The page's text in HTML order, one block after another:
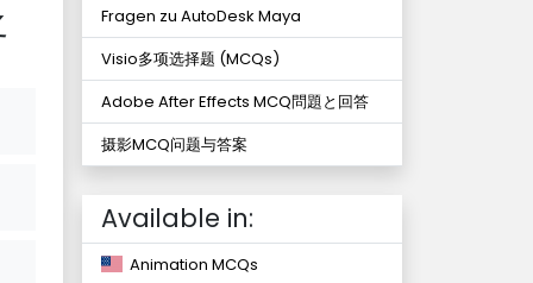
Fragen zu AutoDesk Maya
Visio多项选择题 (MCQs)
Adobe After Effects MCQ問題と回答
摄影MCQ问题与答案
Available in:
Animation MCQs